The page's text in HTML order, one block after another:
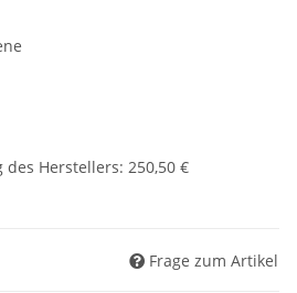
des Herstellers: 250,50 €
Frage zum Artikel